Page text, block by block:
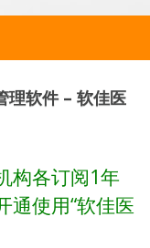
理软件 – 软佳医
构各订阅1年
通使用“软佳医